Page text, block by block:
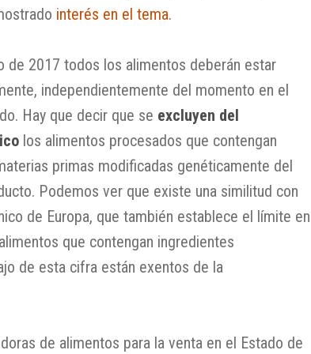
interés en el tema.
de 2017 todos los alimentos deberán estar
independientemente del momento en el
Hay que decir que se excluyen del
los alimentos procesados que contengan
primas modificadas genéticamente del
Podemos ver que existe una similitud con
de Europa, que también establece el límite en
que contengan ingredientes
de esta cifra están exentos de la
de alimentos para la venta en el Estado de